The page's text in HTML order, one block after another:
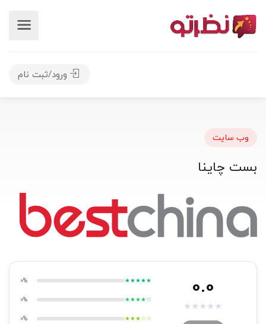
ورود/ثبت نام
وب سایت
بست چاینا
0.0
★
★
★
★
★
★★★★★
0%
★★★★☆
0%
★★★☆☆
0%